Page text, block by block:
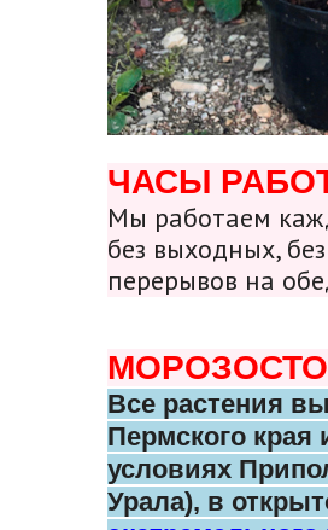
ЧАСЫ
Мы работаем
без выходных,
перерывов на
Все растения
Пермского края
условиях
Урала), в